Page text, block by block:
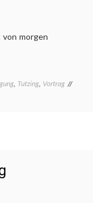
morgen
Tutzing Vortrag